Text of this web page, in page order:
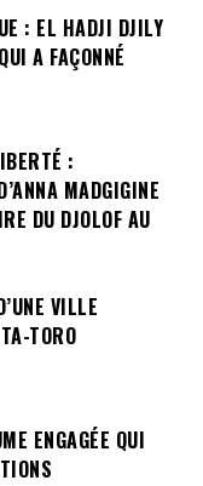
: EL HADJI DJILY
A FAÇONNÉ
:
MADGIGINE
DU DJOLOF AU
VILLE
TORO
ENGAGÉE QUI